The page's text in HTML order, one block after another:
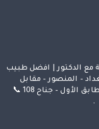
مع الدكتور | افضل طبيب
– المنصور – مقابل
مول بابليون عمارة أزياء شكري – الطابق الأول – جناح 108 📞